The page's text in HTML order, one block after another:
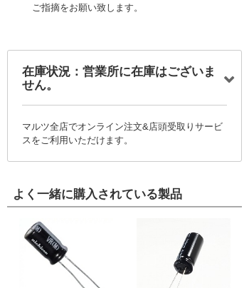
ご指摘をお願い致します。
在庫状況：営業所に在庫はございま
せん。
マルツ全店でオンライン注文&店頭受取りサービ
スをご利用いただけます。
よく一緒に購入されている製品